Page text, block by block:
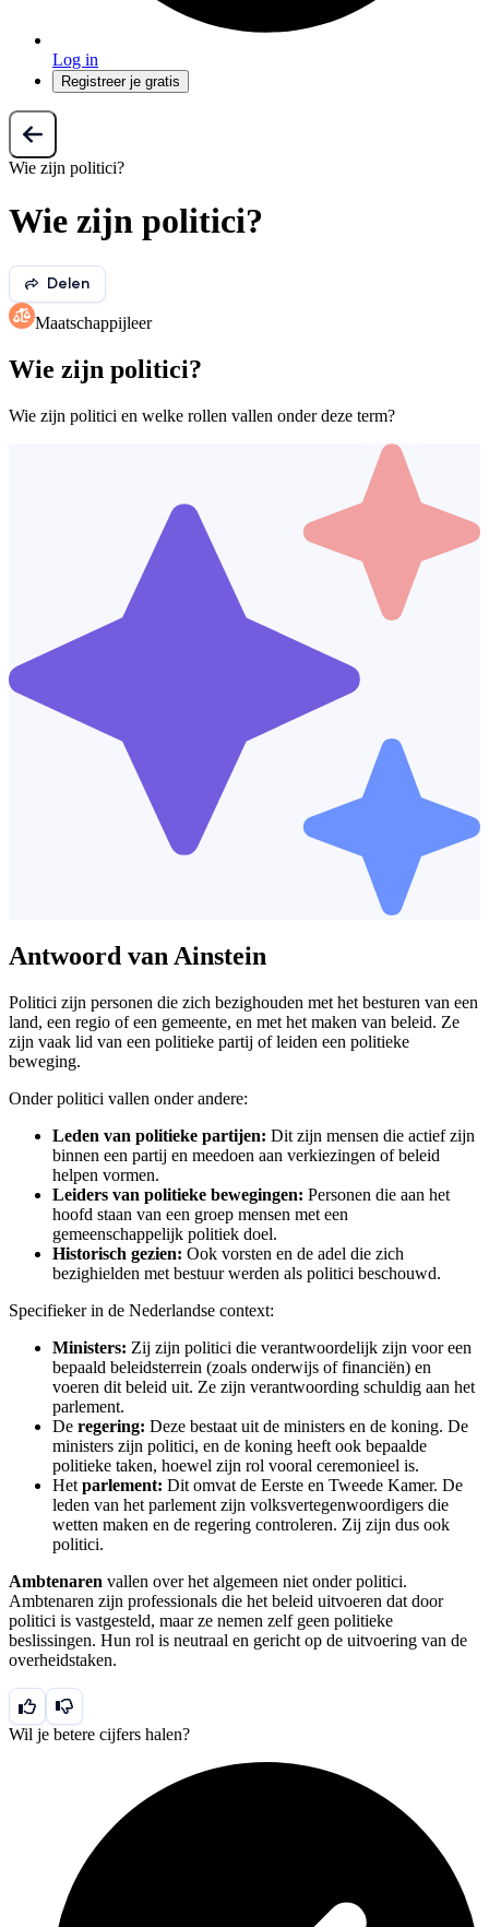
Log in
Registreer je gratis
Wie zijn politici?
Wie zijn politici?
Delen
Maatschappijleer
Wie zijn politici?
Wie zijn politici en welke rollen vallen onder deze term?
Antwoord van Ainstein
Politici zijn personen die zich bezighouden met het besturen van een
land, een regio of een gemeente, en met het maken van beleid. Ze
zijn vaak lid van een politieke partij of leiden een politieke
beweging.
Onder politici vallen onder andere:
Leden van politieke partijen: Dit zijn mensen die actief zijn
binnen een partij en meedoen aan verkiezingen of beleid
helpen vormen.
Leiders van politieke bewegingen: Personen die aan het
hoofd staan van een groep mensen met een
gemeenschappelijk politiek doel.
Historisch gezien: Ook vorsten en de adel die zich
bezighielden met bestuur werden als politici beschouwd.
Specifieker in de Nederlandse context:
Ministers: Zij zijn politici die verantwoordelijk zijn voor een
bepaald beleidsterrein (zoals onderwijs of financiën) en
voeren dit beleid uit. Ze zijn verantwoording schuldig aan het
parlement.
De regering: Deze bestaat uit de ministers en de koning. De
ministers zijn politici, en de koning heeft ook bepaalde
politieke taken, hoewel zijn rol vooral ceremonieel is.
Het parlement: Dit omvat de Eerste en Tweede Kamer. De
leden van het parlement zijn volksvertegenwoordigers die
wetten maken en de regering controleren. Zij zijn dus ook
politici.
Ambtenaren vallen over het algemeen niet onder politici.
Ambtenaren zijn professionals die het beleid uitvoeren dat door
politici is vastgesteld, maar ze nemen zelf geen politieke
beslissingen. Hun rol is neutraal en gericht op de uitvoering van de
overheidstaken.
Wil je betere cijfers halen?